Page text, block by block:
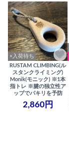
×入荷待ち
RUSTAM CLIMBING(ル
スタンクライミング)
Monik(モニック) ※1本
指トレ ※腱の独立性ア
ップでパキリを予防
2,860円